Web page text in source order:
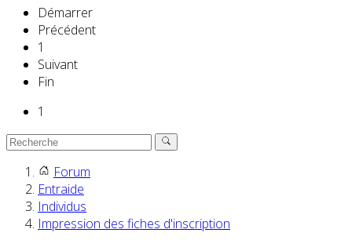
Démarrer
Précédent
1
Suivant
Fin
1
Forum
Entraide
Individus
Impression des fiches d'inscription